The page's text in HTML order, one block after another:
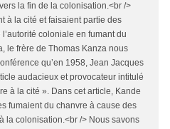
la fin de la colonisation.<br />
à la cité et faisaient partie des
coloniale en fumant du
le frère de Thomas Kanza nous
qu’en 1958, Jean Jacques
audacieux et provocateur intitulé
à la cité ». Dans cet article, Kande
fumaient du chanvre à cause des
la colonisation.<br /> Nous savons